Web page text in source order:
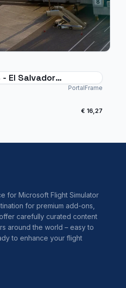
- El Salvador
PortalFrame
€ 16,27
for Microsoft Flight Simulator
for premium add-ons,
carefully curated content
around the world – easy to
to enhance your flight